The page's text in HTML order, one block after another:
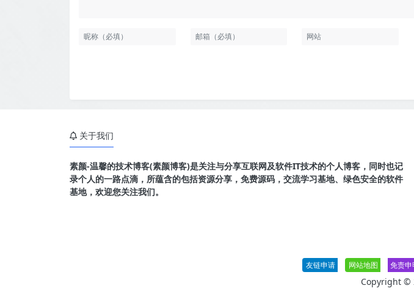
关于我们
素颜-温馨的技术博客(素颜博客)是关注与分享互联网及软件IT技术的个人博客，同时也记
录个人的一路点滴，所蕴含的包括资源分享，免费源码，交流学习基地、绿色安全的软件
基地，欢迎您关注我们。
友链申请 网站地图 免责申
Copyright ©